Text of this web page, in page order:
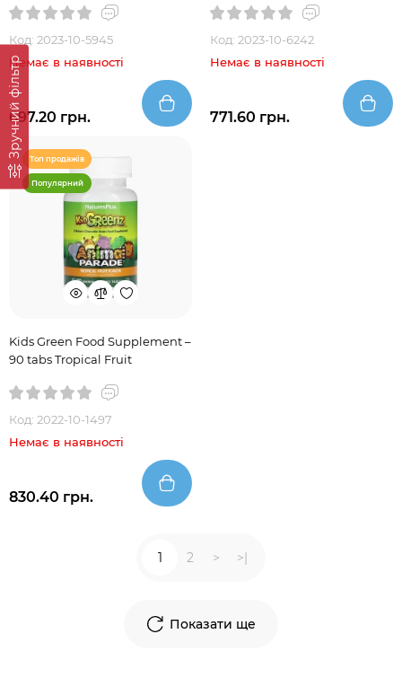
Зручний фільтр
Код: 2023-10-5945
Немає в наявності
697.20 грн.
Код: 2023-10-6242
Немає в наявності
771.60 грн.
Топ продажів
Популярний
Kids Green Food Supplement –
90 tabs Tropical Fruit
Код: 2022-10-1497
Немає в наявності
830.40 грн.
Показати ще
1 2 > >|